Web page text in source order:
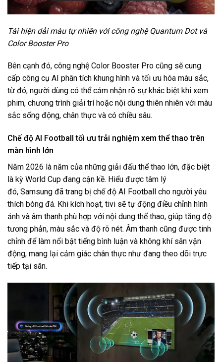
Tái hiện dải màu tự nhiên với công nghệ Quantum Dot và
Color Booster Pro
Bên cạnh đó, công nghệ Color Booster Pro cũng sẽ cung
cấp công cụ AI phân tích khung hình và tối ưu hóa màu sắc,
từ đó, người dùng có thể cảm nhận rõ sự khác biệt khi xem
phim, chương trình giải trí hoặc nội dung thiên nhiên với màu
sắc sống động, chân thực và có chiều sâu.
Chế độ AI Football tối ưu trải nghiệm xem thể thao trên
màn hình lớn
Năm 2026 là năm của những giải đấu thể thao lớn, đặc biệt
là kỳ World Cup đang cận kề. Hiểu được tâm lý
đó, Samsung đã trang bị chế độ AI Football cho người yêu
thích bóng đá. Khi kích hoạt, tivi sẽ tự động điều chỉnh hình
ảnh và âm thanh phù hợp với nội dung thể thao, giúp tăng độ
tương phản, màu sắc và độ rõ nét. Âm thanh cũng được tinh
chỉnh để làm nổi bật tiếng bình luận và không khí sân vận
động, mang lại cảm giác chân thực như đang theo dõi trực
tiếp tại sân.